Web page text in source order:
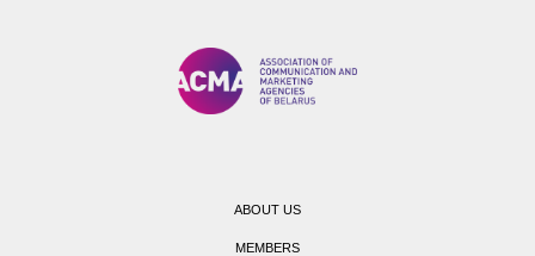
ABOUT US
MEMBERS